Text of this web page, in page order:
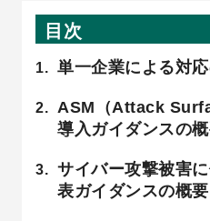
目次
単一企業による対
ASM（Attack
導入ガイダンスの
サイバー攻撃被害
表ガイダンスの概要